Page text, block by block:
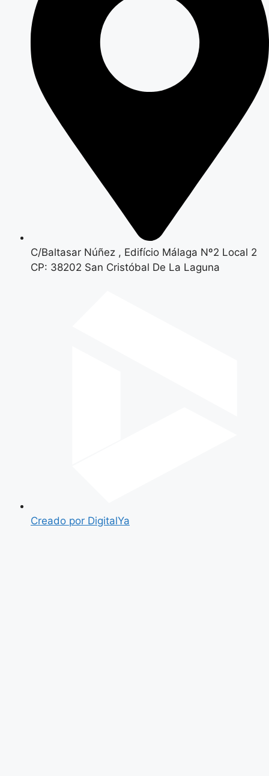
C/Baltasar Núñez , Edifício Málaga Nº2 Local 2
CP: 38202 San Cristóbal De La Laguna
Creado por DigitalYa